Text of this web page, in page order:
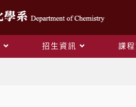
招生資訊 課